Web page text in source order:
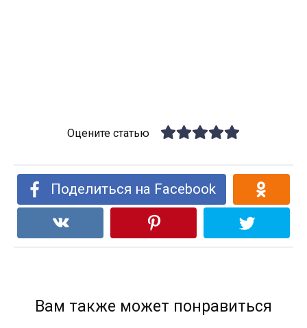
Оцените статью
Поделиться на Facebook
Вам также может понравиться